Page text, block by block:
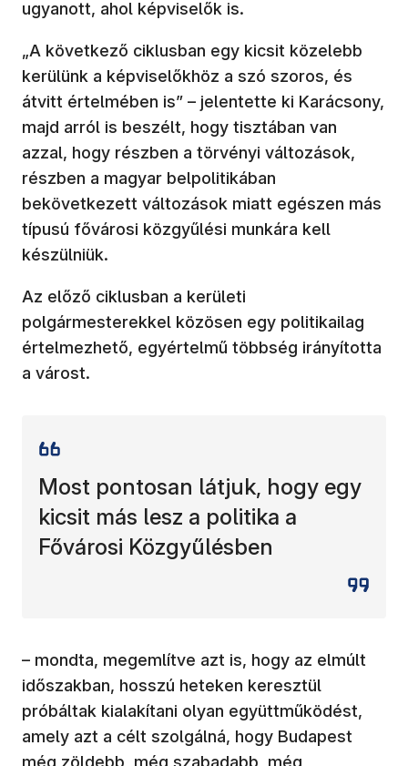
ugyanott, ahol képviselők is.
„A következő ciklusban egy kicsit közelebb
kerülünk a képviselőkhöz a szó szoros, és
átvitt értelmében is” – jelentette ki Karácsony,
majd arról is beszélt, hogy tisztában van
azzal, hogy részben a törvényi változások,
részben a magyar belpolitikában
bekövetkezett változások miatt egészen más
típusú fővárosi közgyűlési munkára kell
készülniük.
Az előző ciklusban a kerületi
polgármesterekkel közösen egy politikailag
értelmezhető, egyértelmű többség irányította
a várost.
Most pontosan látjuk, hogy egy
kicsit más lesz a politika a
Fővárosi Közgyűlésben
– mondta, megemlítve azt is, hogy az elmúlt
időszakban, hosszú heteken keresztül
próbáltak kialakítani olyan együttműködést,
amely azt a célt szolgálná, hogy Budapest
még zöldebb, még szabadabb, még